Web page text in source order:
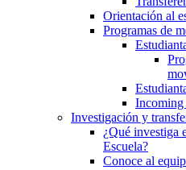
Orientación al
Programas de
Incoming
Investigación y
¿Qué investiga
Escuela?
Conoce al